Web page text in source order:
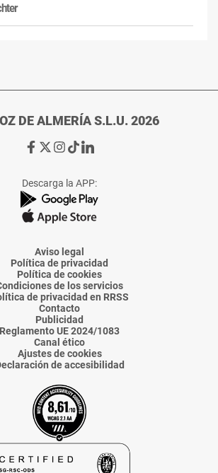
DE ALMERÍA S.L.U. 2026
Ir
de
La
Voz
Almería
Ir
de
La
Voz
Almería
Ir
de
La
Voz
Almería
Ir
de
La
Voz
Almería
Ir
de
La
Voz
Descarga la APP:
Aviso legal
Política de privacidad
Política de cookies
de los servicios
de privacidad en RRSS
Contacto
Publicidad
Reglamento UE 2024/1083
Canal ético
Ajustes de cookies
de accesibilidad